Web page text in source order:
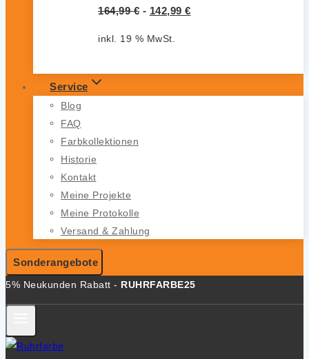
164,99€ - 142,99 €
inkl. 19 % MwSt.
Service
Blog
FAQ
Farbkollektionen
Historie
Kontakt
Meine Projekte
Meine Protokolle
Versand & Zahlung
Sonderangebote
5% Neukunden Rabatt - RUHRFARBE25